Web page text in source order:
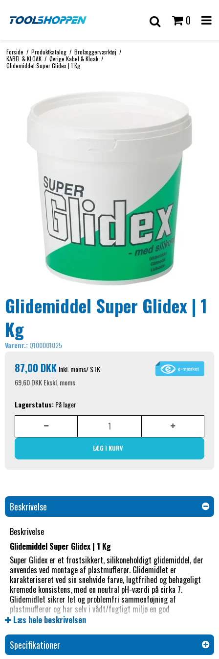
0
Forside / Produktkatalog / Brolæggerværktøj /
KABEL & KLOAK / Øvrige Kabel & Kloak /
Glidemiddel Super Glidex | 1 Kg
Glidemiddel Super Glidex | 1
Kg
Varenr.:Q100001025
87,00 DKK Inkl. moms/ STK
69,60 DKKEkskl. moms
Lagerstatus:På lager
LÆG I KURV
Beskrivelse
Beskrivelse
Glidemiddel Super Glidex | 1 Kg
Super Glidex er et frostsikkert, silikoneholdigt glidemiddel, der
anvendes ved montage af plastmufferør. Glidemidlet er
karakteriseret ved sin snehvide farve, lugtfrihed og behageligt
kremede konsistens, med en neutral pH-værdi på cirka 7.
Glidemidlet sikrer let og problemfri sammenføjning af
plastmufferør og har selv i vådt/fugtigt miljø en god
vedhæftningsevne. Silikonens tilstedeværelse sikrer, at rørdelene
at det beskytter gummitætningen mod at udtørre/mørne.
OBS: Gælder kun kloakrør.
Læs hele beskrivelsen
Specifikationer